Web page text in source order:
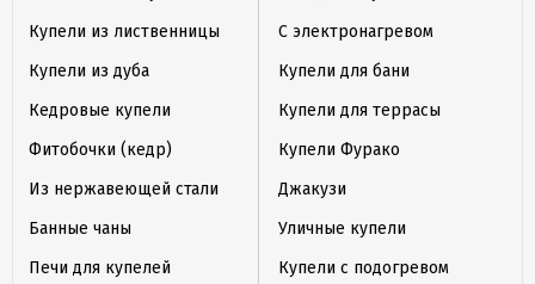
Купели из лиственницы
Купели из дуба
Кедровые купели
Фитобочки (кедр)
Из нержавеющей стали
Банные чаны
Печи для купелей
С электронагревом
Купели для бани
Купели для террасы
Купели Фурако
Джакузи
Уличные купели
Купели с подогревом